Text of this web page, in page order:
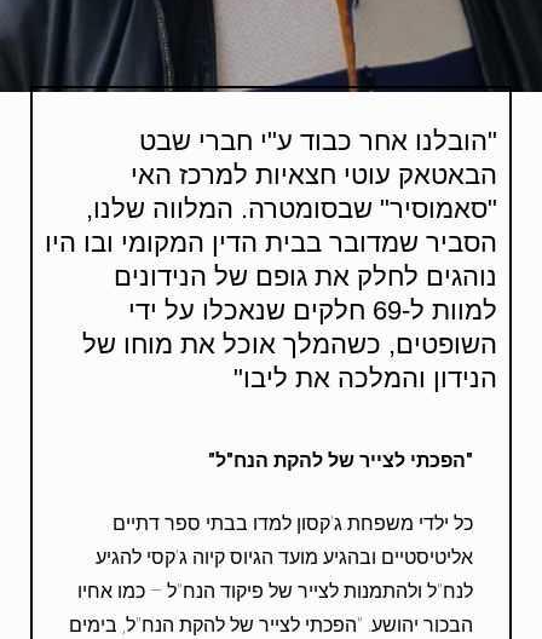
"הובלנו אחר כבוד ע"י חברי שבט
הבאטאק עוטי חצאיות למרכז האי
"סאמוסיר" שבסומטרה. המלווה שלנו,
הסביר שמדובר בבית הדין המקומי ובו היו
נוהגים לחלק את גופם של הנידונים
למוות ל-69 חלקים שנאכלו על ידי
השופטים, כשהמלך אוכל את מוחו של
הנידון והמלכה את ליבו"
"הפכתי לצייר של להקת הנח"ל"
כל ילדי משפחת ג'קסון למדו בבתי ספר דתיים
אליטיסטיים ובהגיע מועד הגיוס קיוה ג'קסי להגיע
לנח"ל ולהתמנות לצייר של פיקוד הנח"ל – כמו אחיו
הבכור יהושע. "הפכתי לצייר של להקת הנח"ל, בימים